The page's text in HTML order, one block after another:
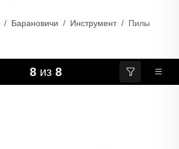
Барановичи Инструмент Пилы
8 из 8